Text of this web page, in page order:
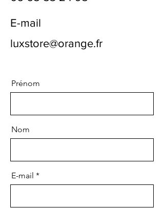
E-mail
luxstore@orange.fr
Prénom
Nom
E-mail